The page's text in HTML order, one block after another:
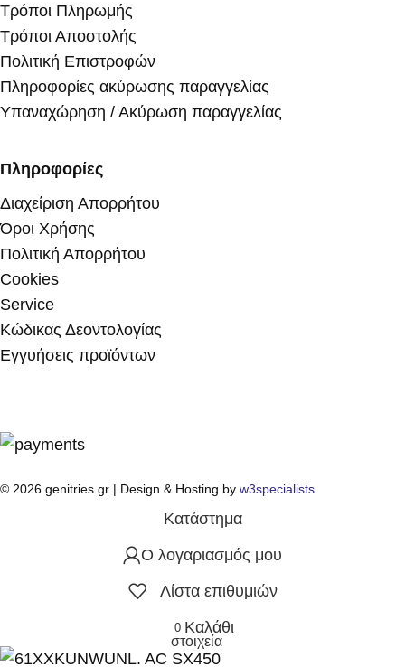
Τρόποι Πληρωμής
Τρόποι Αποστολής
Πολιτική Επιστροφών
Πληροφορίες ακύρωσης παραγγελίας
Υπαναχώρηση / Ακύρωση παραγγελίας
Πληροφορίες
Διαχείριση Απορρήτου
Όροι Χρήσης
Πολιτική Απορρήτου
Cookies
Service
Κώδικας Δεοντολογίας
Εγγυήσεις προϊόντων
© 2026 genitries.gr | Design & Hosting by w3specialists
Κατάστημα
Ο λογαριασμός μου
Λίστα επιθυμιών
0
στοιχεία
Καλάθι